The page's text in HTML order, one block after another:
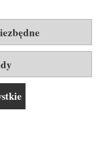
▼